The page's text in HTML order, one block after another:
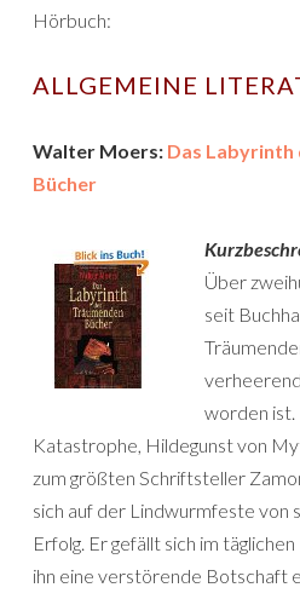
Hörbuch:
ALLGEMEINE
Walter Moers: Das Labyrinth
Bücher
Über
seit
worden ist.
Katastrophe, Hildegunst von
zum größten Schriftsteller
sich auf der Lindwurmfeste von
Erfolg. Er gefällt sich im
ihn eine verstörende Botschaft